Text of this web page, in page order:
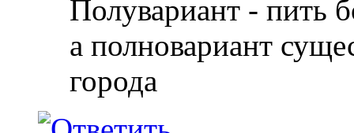
Полувариант - пить
а полновариант
города